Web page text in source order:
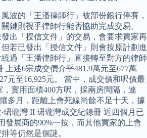
波的「王潘律師行」被部份銀行停賽，
鍵則視乎律師行能否協助完成交易。
出「授信文件」的交易，會要求買家再
若已發出「授信文件」則會按原計劃進
過「王潘律師行」直接轉至對方的律師
上述6宗成交價介乎481.9萬元至677萬
元至16,925元。 當中，成交價和呎價最
實用面積400方呎，採兩房間隔，連
多月，距離上會死線尚餘不足十天，據
珺瓏灣 II 珺瓏灣成交紀錄冊 近四個月已
發展商的90%一按，而其他買家的上會
等仍然是個謎。